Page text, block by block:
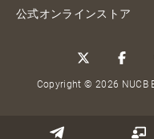
公式オンラインストア
Copyright © 2026 NUCB